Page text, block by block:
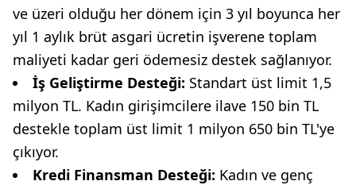
ve üzeri olduğu her dönem için 3 yıl boyunca her
yıl 1 aylık brüt asgari ücretin işverene toplam
maliyeti kadar geri ödemesiz destek sağlanıyor.
İş Geliştirme Desteği: Standart üst limit 1,5
milyon TL. Kadın girişimcilere ilave 150 bin TL
destekle toplam üst limit 1 milyon 650 bin TL'ye
çıkıyor.
Kredi Finansman Desteği: Kadın ve genç